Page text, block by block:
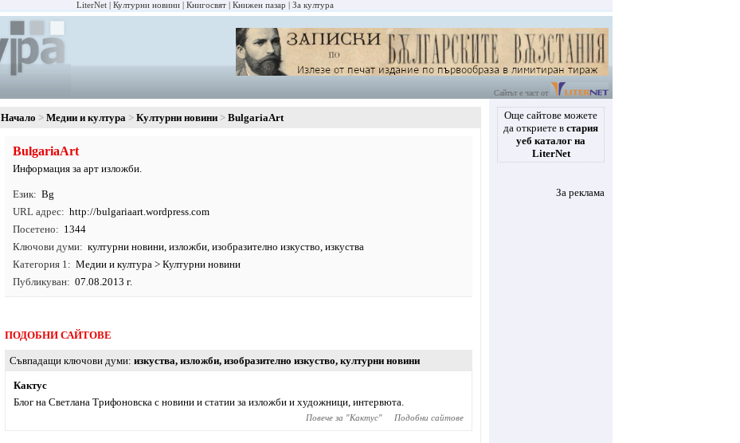
LiterNet Културни новини Книгосвят Книжен пазар За култура
Сайтът е част от
Начало Медии и култура Културни новини BulgariaArt
BulgariaArt
Информация за арт изложби.
Език
Bg
URL адрес
http://bulgariaart.wordpress.com
Посетено
1344
Ключови думи
културни новини, изложби, изобразително изкуство, изкуства
Категория 1
Медии и култура > Културни новини
Публикуван
07.08.2013 г.
ПОДОБНИ САЙТОВЕ
Съвпадащи ключови думи изкуства, изложби, изобразително изкуство, културни новини
Кактус
Блог на Светлана Трифоновска с новини и статии за изложби и художници, интервюта.
Повече за "Кактус" Подобни сайтове
Още сайтове можете
да откриете в стария
уеб каталог на
LiterNet
За реклама